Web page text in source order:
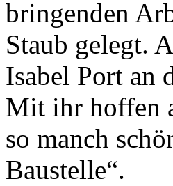
bringenden
Staub gelegt.
Isabel Port an
Mit ihr hoffen
so manch
Baustelle“.